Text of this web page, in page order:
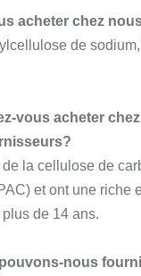
acheter chez
de
vous acheter
la cellulose de
et ont une riche
de 14 ans.
nous